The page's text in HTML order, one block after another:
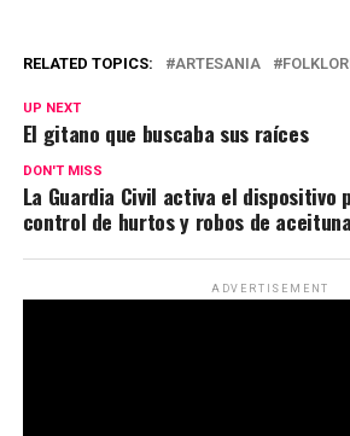
RELATED TOPICS: ARTESANIA
UP NEXT
El gitano que buscaba sus raíces
DON'T MISS
La Guardia Civil activa el dispositivo
control de hurtos y robos de
ADVERTISEMENT